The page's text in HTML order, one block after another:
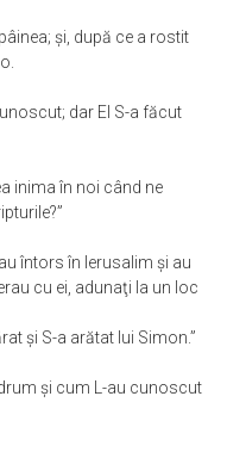
şi, după ce a rostit
dar El S-a făcut
inima în noi când ne
întors în Ierusalim şi au
cu ei, adunaţi la un loc
şi S-a arătat lui Simon.”
şi cum L-au cunoscut